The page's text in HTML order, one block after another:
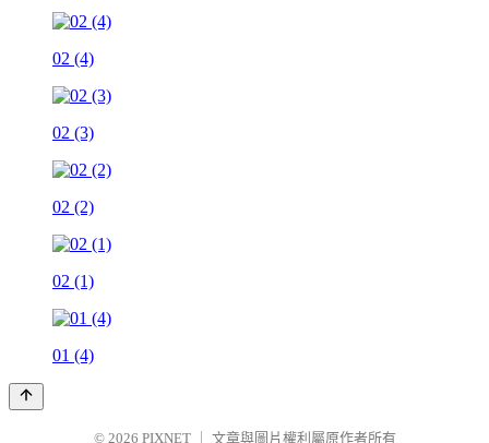
02 (4)
02 (3)
02 (2)
02 (1)
01 (4)
© 2026 PIXNET 文章與圖片權利屬原作者所有